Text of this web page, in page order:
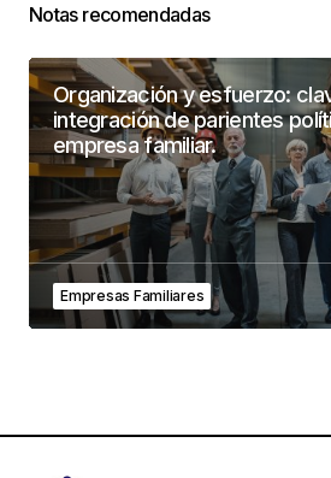
Notas recomendadas
Organización y esfuerzo:
integración de parientes
empresa familiar.
Empresas Familiares